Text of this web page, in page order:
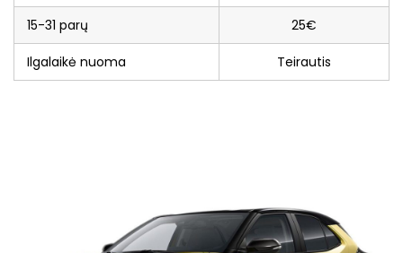
15-31 parų 25€
Ilgalaikė nuoma Teirautis